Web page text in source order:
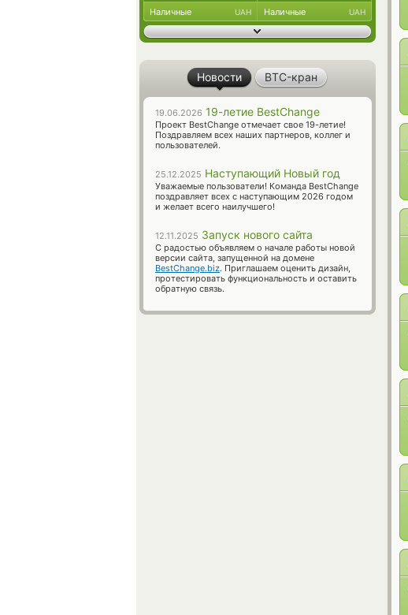
Наличные UAH Наличные UAH
Новости BTC-кран
19.06.2026 19-летие BestChange
Проект BestChange отмечает свое 19-летие!
Поздравляем всех наших партнеров, коллег и
пользователей.
25.12.2025 Наступающий Новый год
Уважаемые пользователи! Команда BestChange
поздравляет всех с наступающим 2026 годом
и желает всего наилучшего!
12.11.2025 Запуск нового сайта
С радостью объявляем о начале работы новой
версии сайта, запущенной на домене
BestChange.biz. Приглашаем оценить дизайн,
протестировать функциональность и оставить
обратную связь.